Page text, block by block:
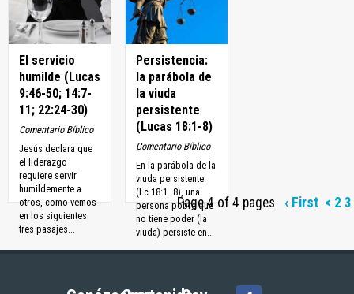
El servicio
humilde (Lucas
9:46-50; 14:7-
11; 22:24-30)
Comentario Bíblico
Jesús declara que
el liderazgo
requiere servir
humildemente a
otros, como vemos
en los siguientes
tres pasajes...
Persistencia:
la parábola de
la viuda
persistente
(Lucas 18:1-8)
Comentario Bíblico
En la parábola de la
viuda persistente
(Lc 18:1–8), una
persona pobre que
no tiene poder (la
viuda) persiste en...
Page 4 of 4 pages ‹ First < 2 3